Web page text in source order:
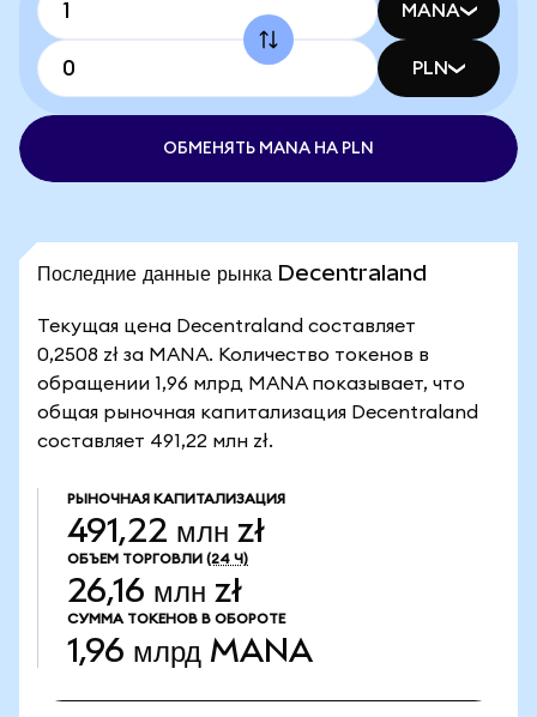
MANA
PLN
ОБМЕНЯТЬ MANA НА PLN
Последние данные рынка Decentraland
Текущая цена Decentraland составляет
0,2508 zł за MANA. Количество токенов в
обращении 1,96 млрд MANA показывает, что
общая рыночная капитализация Decentraland
составляет 491,22 млн zł.
РЫНОЧНАЯ КАПИТАЛИЗАЦИЯ
491,22 млн zł
ОБЪЕМ ТОРГОВЛИ (24 Ч)
26,16 млн zł
СУММА ТОКЕНОВ В ОБОРОТЕ
1,96 млрд MANA